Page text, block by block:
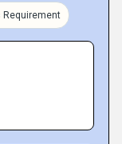
Blade, Cordless
is to offer
across various
at every stage,
Requirement